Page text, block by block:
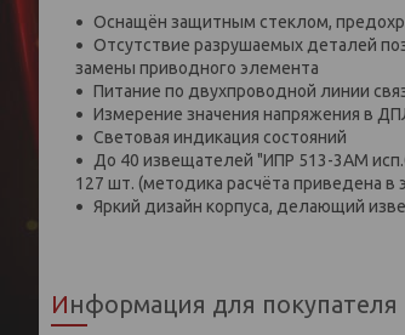
Оснащён защитным стеклом,
Отсутствие разрушаемых деталей
замены приводного элемента
Питание по двухпроводной линии
Измерение значения напряжения в
Световая индикация состояний
До 40 извещателей "ИПР 513-3АМ
127 шт. (методика расчёта приведена в
Яркий дизайн корпуса, делающий
Информация для покупателя